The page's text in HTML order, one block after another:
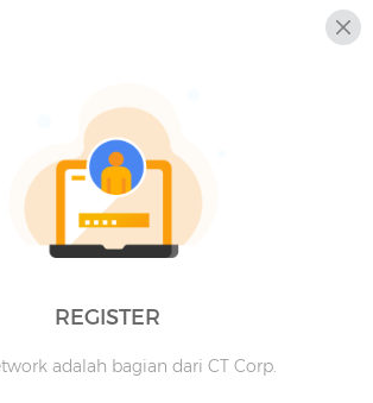
REGISTER
adalah bagian dari CT Corp.